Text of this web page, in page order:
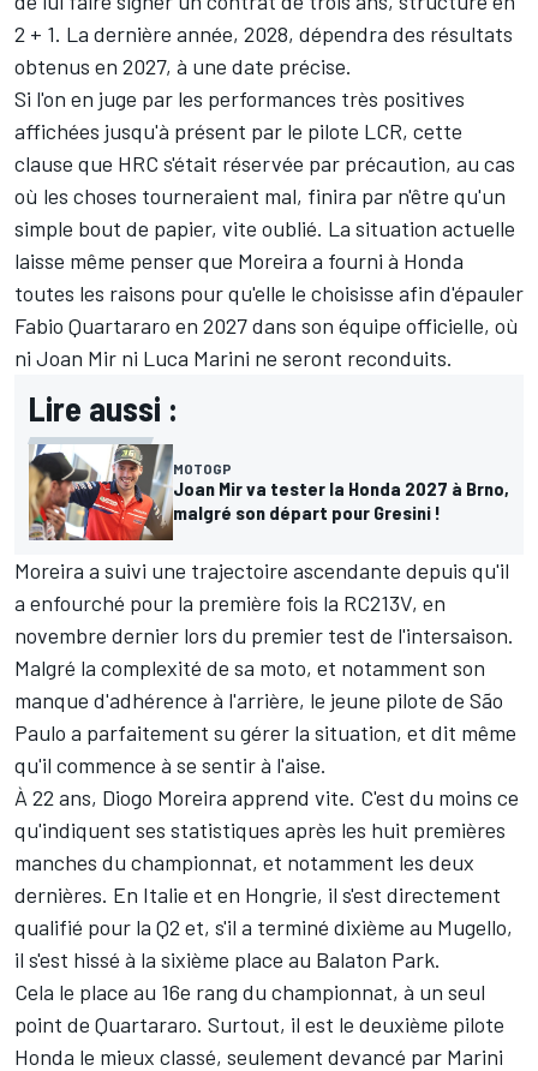
2 + 1. La dernière année, 2028, dépendra des résultats
obtenus en 2027, à une date précise.
Si l'on en juge par les performances très positives
affichées jusqu'à présent par le pilote LCR, cette
clause que HRC s'était réservée par précaution, au cas
où les choses tourneraient mal, finira par n'être qu'un
simple bout de papier, vite oublié. La situation actuelle
laisse même penser que Moreira a fourni à Honda
toutes les raisons pour qu'elle le choisisse afin d'épauler
Fabio Quartararo en 2027 dans son équipe officielle, où
ni Joan Mir ni Luca Marini ne seront reconduits.
Lire aussi :
MOTOGP
Joan Mir va tester la Honda 2027 à Brno,
malgré son départ pour Gresini !
Moreira a suivi une trajectoire ascendante depuis qu'il
a enfourché pour la première fois la RC213V, en
novembre dernier lors du premier test de l'intersaison.
Malgré la complexité de sa moto, et notamment son
manque d'adhérence à l'arrière, le jeune pilote de São
Paulo a parfaitement su gérer la situation, et dit même
qu'il commence à se sentir à l'aise.
À 22 ans, Diogo Moreira apprend vite. C'est du moins ce
qu'indiquent ses statistiques après les huit premières
manches du championnat, et notamment les deux
dernières. En Italie et en Hongrie, il s'est directement
qualifié pour la Q2 et, s'il a terminé dixième au Mugello,
il s'est hissé à la sixième place au Balaton Park.
Cela le place au 16e rang du championnat, à un seul
point de Quartararo. Surtout, il est le deuxième pilote
Honda le mieux classé, seulement devancé par Marini